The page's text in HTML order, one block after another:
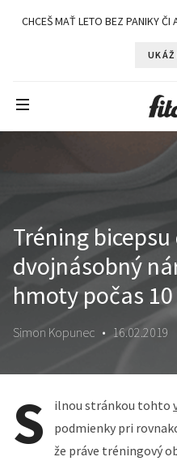
CHCEŠ MAŤ LETO BEZ PANIKY ČI
UKÁŽ
Tréning
dvojnásobný
hmoty počas
Simon Kopunec • 16.02.2019
S ilnou stránkou tohto
podmienky pri
že práve tréningový